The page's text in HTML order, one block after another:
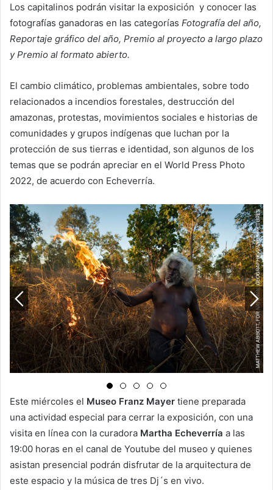
Los capitalinos podrán visitar la exposición y conocer las
fotografías ganadoras en las categorías Fotografía del año,
Reportaje gráfico del año, Premio al proyecto a largo plazo
y Premio al formato abierto.
El cambio climático, problemas ambientales, sobre todo
relacionados a incendios forestales, destrucción del
amazonas, protestas, movimientos sociales e historias de
comunidades y grupos indígenas que luchan por la
protección de sus tierras e identidad, son algunos de los
temas que se podrán apreciar en el World Press Photo
2022, de acuerdo con Echeverría.
Este miércoles el Museo Franz Mayer tiene preparada
una actividad especial para cerrar la exposición, con una
visita en línea con la curadora Martha Echeverría a las
19:00 horas en el canal de Youtube del museo y quienes
asistan presencial podrán disfrutar de la arquitectura de
este espacio y la música de tres Dj´s en vivo.